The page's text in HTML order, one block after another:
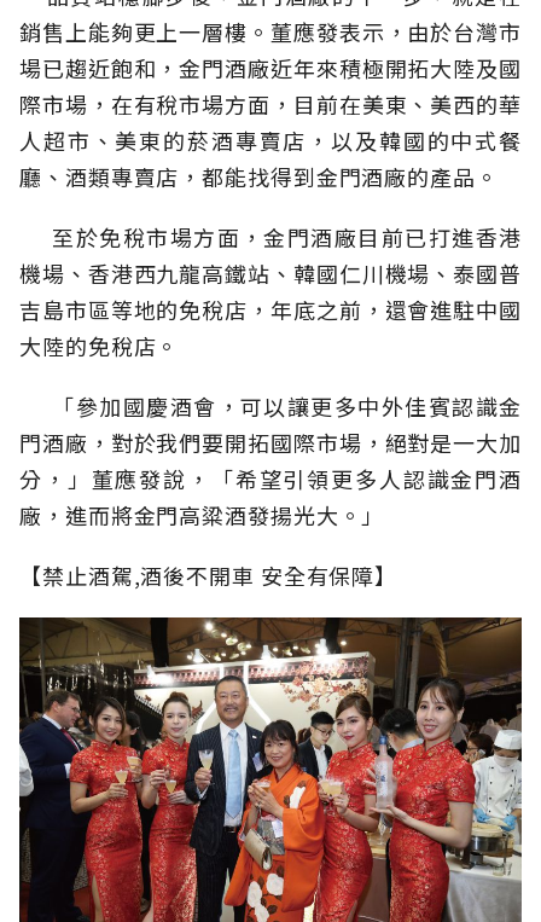
銷售上能夠更上一層樓。董應發表示，由於台灣市
場已趨近飽和，金門酒廠近年來積極開拓大陸及國
際市場，在有稅市場方面，目前在美東、美西的華
人超市、美東的菸酒專賣店，以及韓國的中式餐
廳、酒類專賣店，都能找得到金門酒廠的產品。
至於免稅市場方面，金門酒廠目前已打進香港
機場、香港西九龍高鐵站、韓國仁川機場、泰國普
吉島市區等地的免稅店，年底之前，還會進駐中國
大陸的免稅店。
「參加國慶酒會，可以讓更多中外佳賓認識金
門酒廠，對於我們要開拓國際市場，絕對是一大加
分，」董應發說，「希望引領更多人認識金門酒
廠，進而將金門高粱酒發揚光大。」
【禁止酒駕,酒後不開車 安全有保障】